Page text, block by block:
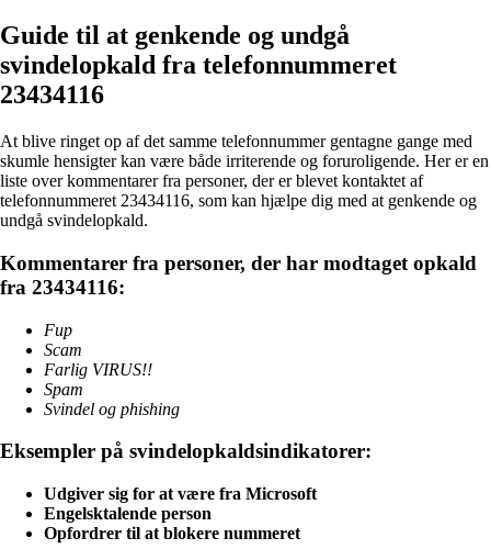
Guide til at genkende og undgå
svindelopkald fra telefonnummeret
23434116
At blive ringet op af det samme telefonnummer gentagne gange med
skumle hensigter kan være både irriterende og foruroligende. Her er en
liste over kommentarer fra personer, der er blevet kontaktet af
telefonnummeret 23434116, som kan hjælpe dig med at genkende og
undgå svindelopkald.
Kommentarer fra personer, der har modtaget opkald
fra 23434116:
Fup
Scam
Farlig VIRUS!!
Spam
Svindel og phishing
Eksempler på svindelopkaldsindikatorer:
Udgiver sig for at være fra Microsoft
Engelsktalende person
Opfordrer til at blokere nummeret